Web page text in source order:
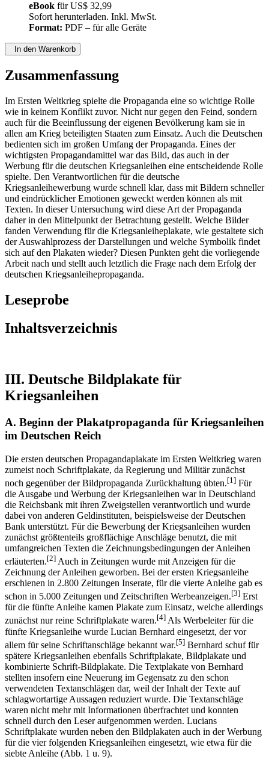
eBook fürUS$ 32,99
Sofort herunterladen. Inkl. MwSt.
Format: PDF – für alle Geräte
In den Warenkorb
Zusammenfassung
Im Ersten Weltkrieg spielte die Propaganda eine so wichtige Rolle
wie in keinem Konflikt zuvor. Nicht nur gegen den Feind, sondern
auch für die Beeinflussung der eigenen Bevölkerung kam sie in
allen am Krieg beteiligten Staaten zum Einsatz. Auch die Deutschen
bedienten sich im großen Umfang der Propaganda. Eines der
wichtigsten Propagandamittel war das Bild, das auch in der
Werbung für die deutschen Kriegsanleihen eine entscheidende Rolle
spielte. Den Verantwortlichen für die deutsche
Kriegsanleihewerbung wurde schnell klar, dass mit Bildern schneller
und eindrücklicher Emotionen geweckt werden können als mit
Texten. In dieser Untersuchung wird diese Art der Propaganda
daher in den Mittelpunkt der Betrachtung gestellt. Welche Bilder
fanden Verwendung für die Kriegsanleiheplakate, wie gestaltete sich
der Auswahlprozess der Darstellungen und welche Symbolik findet
sich auf den Plakaten wieder? Diesen Punkten geht die vorliegende
Arbeit nach und stellt auch letztlich die Frage nach dem Erfolg der
deutschen Kriegsanleihepropaganda.
Leseprobe
Inhaltsverzeichnis
III. Deutsche Bildplakate für
Kriegsanleihen
A. Beginn der Plakatpropaganda für Kriegsanleihen
im Deutschen Reich
Die ersten deutschen Propagandaplakate im Ersten Weltkrieg waren
zumeist noch Schriftplakate, da Regierung und Militär zunächst
noch gegenüber der Bildpropaganda Zurückhaltung übten.[1] Für
die Ausgabe und Werbung der Kriegsanleihen war in Deutschland
die Reichsbank mit ihren Zweigstellen verantwortlich und wurde
dabei von anderen Geldinstituten, beispielsweise der Deutschen
Bank unterstützt. Für die Bewerbung der Kriegsanleihen wurden
zunächst größtenteils großflächige Anschläge benutzt, die mit
umfangreichen Texten die Zeichnungsbedingungen der Anleihen
erläuterten.[2] Auch in Zeitungen wurde mit Anzeigen für die
Zeichnung der Anleihen geworben. Bei der ersten Kriegsanleihe
erschienen in 2.800 Zeitungen Inserate, für die vierte Anleihe gab es
schon in 5.000 Zeitungen und Zeitschriften Werbeanzeigen.[3] Erst
für die fünfte Anleihe kamen Plakate zum Einsatz, welche allerdings
zunächst nur reine Schriftplakate waren.[4] Als Werbeleiter für die
fünfte Kriegsanleihe wurde Lucian Bernhard eingesetzt, der vor
allem für seine Schriftanschläge bekannt war.[5] Bernhard schuf für
spätere Kriegsanleihen ebenfalls Schriftplakate, Bildplakate und
kombinierte Schrift-Bildplakate. Die Textplakate von Bernhard
stellten insofern eine Neuerung im Gegensatz zu den schon
verwendeten Textanschlägen dar, weil der Inhalt der Texte auf
schlagwortartige Aussagen reduziert wurde. Die Textanschläge
waren nicht mehr mit Informationen überfrachtet und konnten
schnell durch den Leser aufgenommen werden. Lucians
Schriftplakate wurden neben den Bildplakaten auch in der Werbung
für die vier folgenden Kriegsanleihen eingesetzt, wie etwa für die
siebte Anleihe (Abb. 1 u. 9).